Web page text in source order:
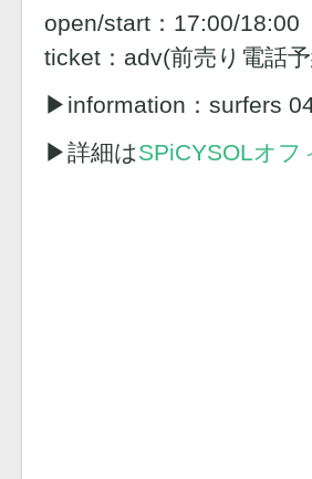
open/start：17:00/18:00
ticket：adv(前売り電話
▶︎information：surfers
▶︎詳細はSPiCYSOLオフ